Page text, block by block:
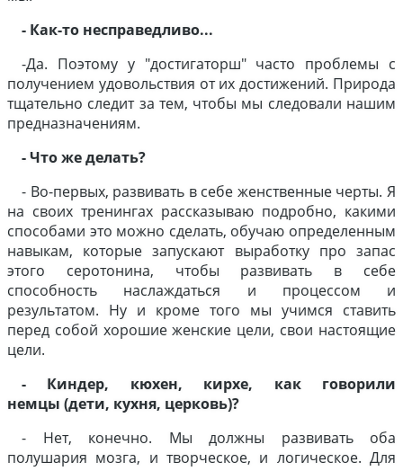
- Как-то несправедливо...
-Да. Поэтому у "достигаторш" часто проблемы с
получением удовольствия от их достижений. Природа
тщательно следит за тем, чтобы мы следовали нашим
предназначениям.
- Что же делать?
- Во-первых, развивать в себе женственные черты. Я
на своих тренингах рассказываю подробно, какими
способами это можно сделать, обучаю определенным
навыкам, которые запускают выработку про запас
этого серотонина, чтобы развивать в себе
способность наслаждаться и процессом и
результатом. Ну и кроме того мы учимся ставить
перед собой хорошие женские цели, свои настоящие
цели.
- Киндер, кюхен, кирхе, как говорили
немцы (дети, кухня, церковь)?
- Нет, конечно. Мы должны развивать оба
полушария мозга, и творческое, и логическое. Для